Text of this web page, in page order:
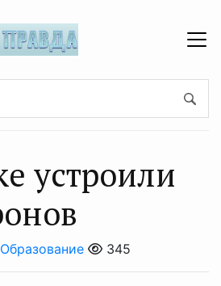
устроили
Образование 345